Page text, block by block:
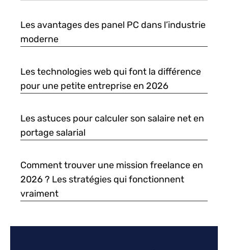
Les avantages des panel PC dans l’industrie
moderne
Les technologies web qui font la différence
pour une petite entreprise en 2026
Les astuces pour calculer son salaire net en
portage salarial
Comment trouver une mission freelance en
2026 ? Les stratégies qui fonctionnent
vraiment